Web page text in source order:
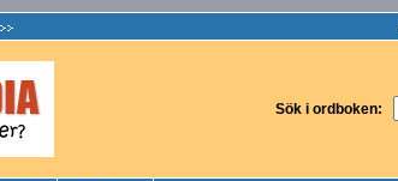
Sök i ordboken: